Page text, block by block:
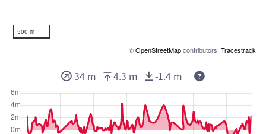
500 m
©OpenStreetMapcontributors, Tracestrack
34 m 4.3 m -1.4 m